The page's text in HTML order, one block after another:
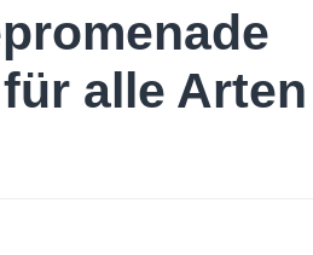
alle Arten